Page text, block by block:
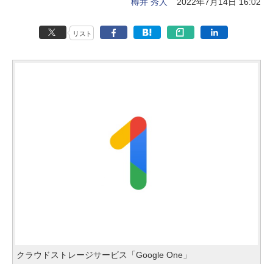
リスト
クラウドストレージサービス「Google One」